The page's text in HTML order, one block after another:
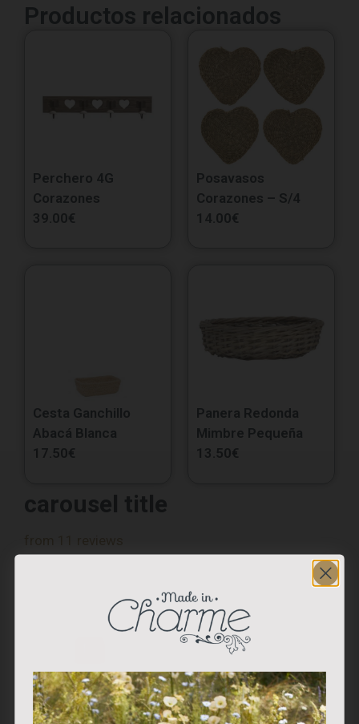
Productos relacionados
Perchero 4G
Corazones
39.00€
Posavasos
Corazones – S/4
14.00€
Cesta Ganchillo
Abacá Blanca
17.50€
Panera Redonda
Mimbre Pequeña
13.50€
carousel title